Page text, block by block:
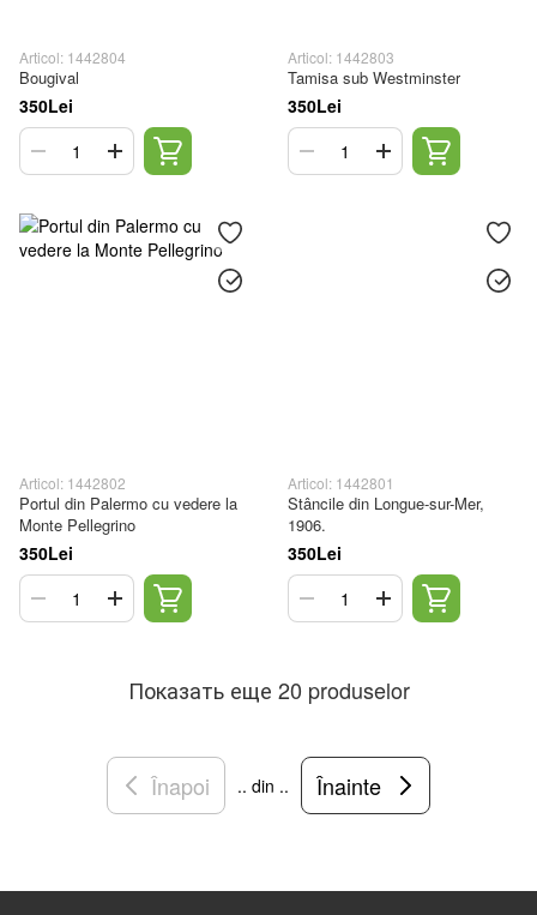
Articol: 1442804
Bougival
350Lei
Articol: 1442803
Tamisa sub Westminster
350Lei
Articol: 1442802
Portul din Palermo cu vedere la
Monte Pellegrino
350Lei
Articol: 1442801
Stâncile din Longue-sur-Mer,
1906.
350Lei
Показать еще 20 produselor
Înapoi .. din .. Înainte